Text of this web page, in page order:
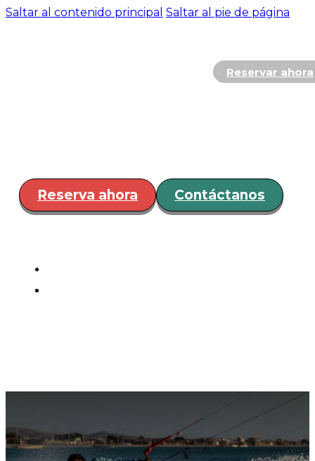
Saltar al contenido principal Saltar al pie de página
Reservar ahora
Restaurante y
Reserva ahora Contáctanos